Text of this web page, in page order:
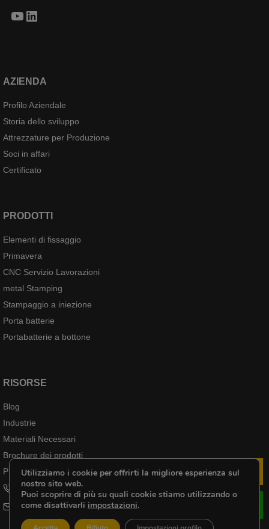
YouTube
LinkedIn
AZIENDA
Profilo Aziendale
Storia dello sviluppo
Attrezzature per Produzione
Soci in affari
Certificato
PRODOTTI
Elementi di fissaggio
Primavera
CNC Servizio Lavorazioni
metal Stamping
Stampaggio a iniezione
Porta batterie
Portabatterie a bottone
RISORSE
Blog
Industrie
Materiali Necessari
Brochure dei prodotti
Prodotti Case
+8618102976656
cheri@kenenghardware.com
Utilizziamo i cookie per offrirti la migliore esperienza sul
nostro sito web.
Puoi scoprire di più su quali cookie stiamo utilizzando o
come disattivarli impostazioni.